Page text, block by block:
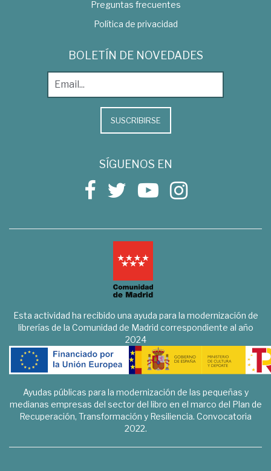
Preguntas frecuentes
Política de privacidad
BOLETÍN DE NOVEDADES
SUSCRIBIRSE
SÍGUENOS EN
Esta actividad ha recibido una ayuda para la modernización de
librerías de la Comunidad de Madrid correspondiente al año
2024
Ayudas públicas para la modernización de las pequeñas y
medianas empresas del sector del libro en el marco del Plan de
Recuperación, Transformación y Resiliencia. Convocatoria
2022.